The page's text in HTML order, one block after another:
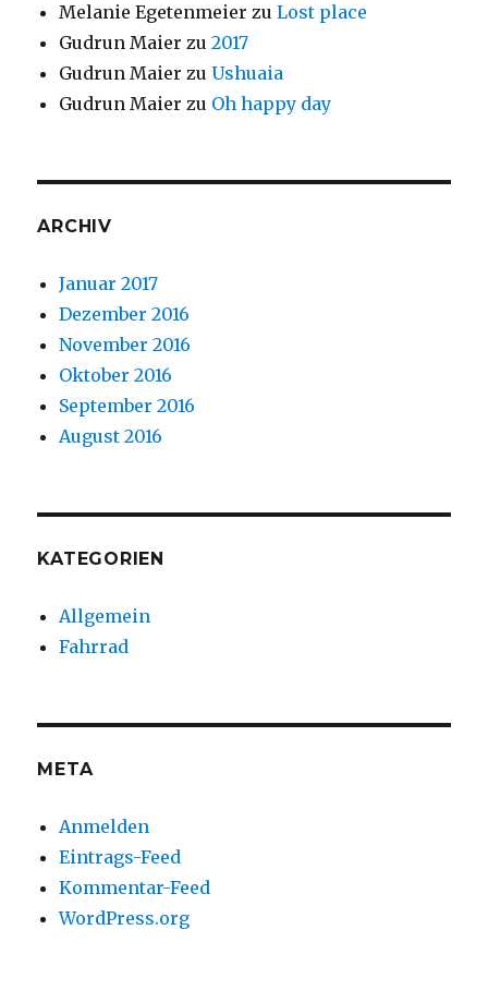
Melanie Egetenmeier zuLost place
Gudrun Maier zu2017
Gudrun Maier zuUshuaia
Gudrun Maier zu Oh happy day
ARCHIV
Januar 2017
Dezember 2016
November 2016
Oktober 2016
September 2016
August 2016
KATEGORIEN
Allgemein
Fahrrad
META
Anmelden
Eintrags-Feed
Kommentar-Feed
WordPress.org